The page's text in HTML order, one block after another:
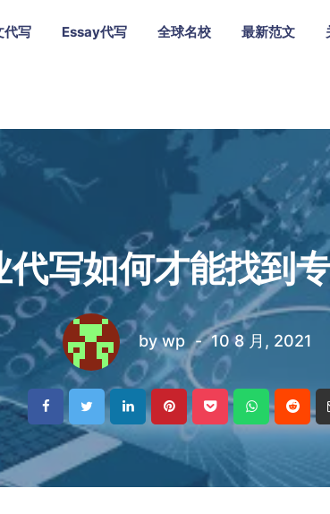
代写 Essay代写 全球名校 最新范文
代写如何才能找到
by wp 10 8 月, 2021